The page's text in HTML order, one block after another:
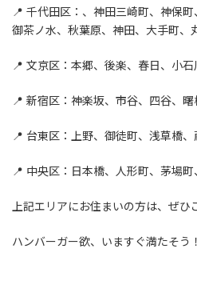
📍 千代田区：、神田三崎町、神保町
御茶ノ水、秋葉原、神田、大手町、
📍 文京区：本郷、後楽、春日、小
📍 新宿区：神楽坂、市谷、四谷、
📍 台東区：上野、御徒町、浅草橋、
📍 中央区：日本橋、人形町、茅場町
上記エリアにお住まいの方は、ぜひ
ハンバーガー欲、いますぐ満たそう